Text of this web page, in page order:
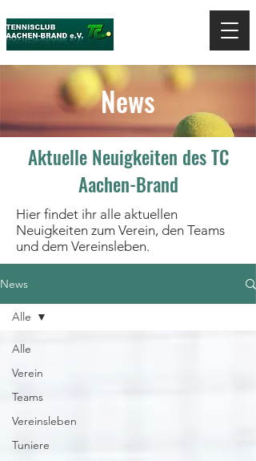
News
Aktuelle Neuigkeiten des TC
Aachen-Brand
Hier findet ihr alle aktuellen
Neuigkeiten zum Verein, den Teams
und dem Vereinsleben.
News
Alle
Verein
Teams
Vereinsleben
Tuniere
Alle